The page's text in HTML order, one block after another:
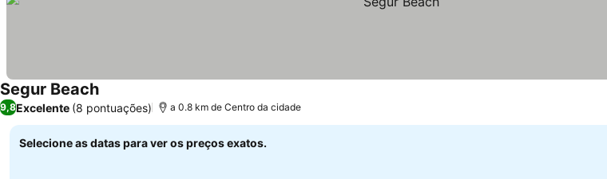
Segur Beach
9,8Excelente (8 pontuações) a 0.8 km de Centro da cidade
Selecione as datas para ver os preços exatos.